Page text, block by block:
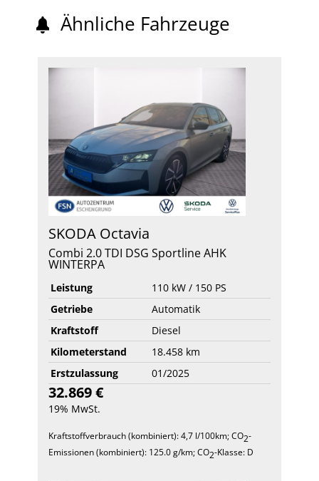
Ähnliche Fahrzeuge
SKODA Octavia
Combi 2.0 TDI DSG Sportline AHK
WINTERPA
Leistung
110 kW / 150 PS
Getriebe
Automatik
Kraftstoff
Diesel
Kilometerstand
18.458 km
Erstzulassung
01/2025
32.869 €
19% MwSt.
Kraftstoffverbrauch (kombiniert):4,7 l/100km;CO2-
Emissionen (kombiniert): 125.0 g/km;CO2-Klasse: D